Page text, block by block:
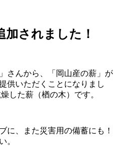
加されました！
さんから、「岡山産の薪」が
供いただくことになりまし
した薪（楢の木）です。
に、また災害用の備蓄にも！
。